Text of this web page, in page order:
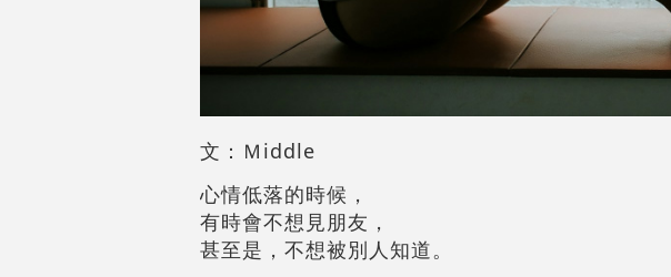
文：Ｍiddle
心情低落的時候，
有時會不想見朋友，
甚至是，不想被別人知道。